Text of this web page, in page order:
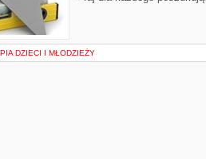
DZIECI I MŁODZIEŻY